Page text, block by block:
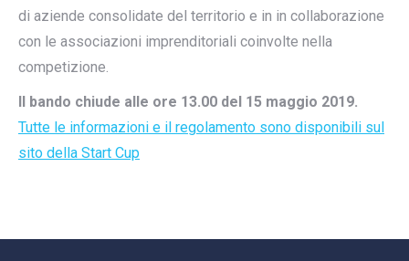
di aziende consolidate del territorio e in in collaborazione
con le associazioni imprenditoriali coinvolte nella
competizione.
Il bando chiude alle ore 13.00 del 15 maggio 2019.
Tutte le informazioni e il regolamento sono disponibili sul
sito della Start Cup